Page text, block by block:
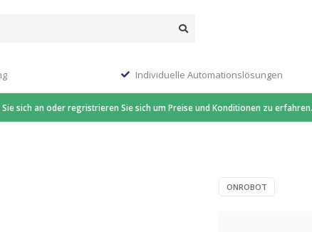
Individuelle Automationslösungen
sich an oder regristrieren Sie sich um Preise und Konditionen zu erfahren.
ONROBOT